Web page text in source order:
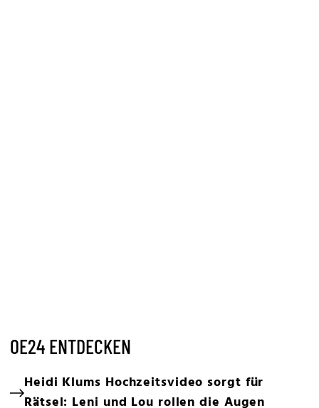
OE24 ENTDECKEN
Heidi Klums Hochzeitsvideo sorgt für
Rätsel: Leni und Lou rollen die Augen